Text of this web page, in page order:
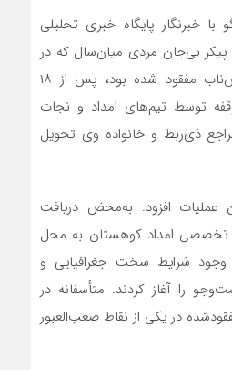
با خبرنگار پایگاه خبری تحلیلی
پیکر بی‌جان مردی میان‌سال که در
ارتفاعات کوه‌های خرگوش‌ناب مفقود شده بود، پس از ۱۸
توسط تیم‌های امداد و نجات
ذی‌ربط و خانواده وی تحویل
عملیات افزود: به‌محض دریافت
تخصصی امداد کوهستان به محل
وجود شرایط سخت جغرافیایی و
را آغاز کردند. متأسفانه در
در یکی از نقاط صعب‌العبور